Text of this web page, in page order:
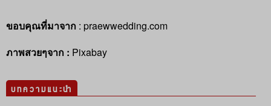
ขอบคุณที่มาจาก : praewwedding.com
ภาพสวยๆจาก : Pixabay
บทความแนะนำ